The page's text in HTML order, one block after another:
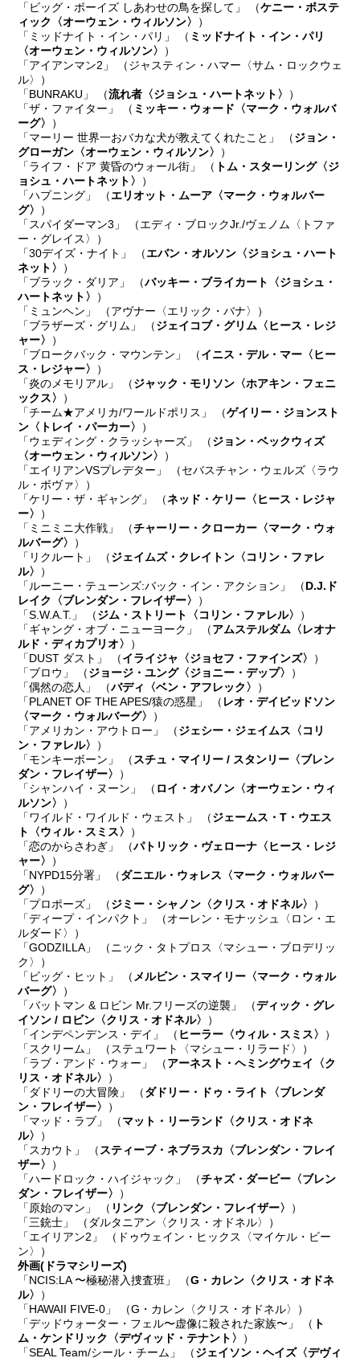
「ビッグ・ボーイズ しあわせの鳥を探して」 （ケニー・ボステ
ィック〈オーウェン・ウィルソン〉
）
「ミッドナイト・イン・パリ」 （ ミッドナイト・イン・パリ
〈オーウェン・ウィルソン〉
）
「アイアンマン2」 （ジャスティン・ハマー〈サム・ロックウェ
ル〉）
「BUNRAKU」 （流れ者〈ジョシュ・ハートネット〉
）
「ザ・ファイター」 （ ミッキー・ウォード〈マーク・ウォルバ
ーグ〉
）
「マーリー 世界一おバカな犬が教えてくれたこと」 （ジョン・
グローガン〈オーウェン・ウィルソン〉
）
「ライフ・ドア 黄昏のウォール街」 （ トム・スターリング〈ジ
ョシュ・ハートネット〉
）
「ハプニング」 （エリオット・ムーア〈マーク・ウォルバー
グ〉
）
「スパイダーマン3」 （エディ・ブロックJr./ヴェノム〈トファ
ー・グレイス〉）
「30デイズ・ナイト」 （エバン・オルソン〈ジョシュ・ハート
ネット〉
）
「ブラック・ダリア」 （バッキー・ブライカート〈ジョシュ・
ハートネット〉
）
「ミュンヘン」 （アヴナー〈エリック・バナ〉）
「ブラザーズ・グリム」 （ジェイコブ・グリム〈ヒース・レジ
ャー〉
）
「ブロークバック・マウンテン」 （イニス・デル・マー〈ヒー
ス・レジャー〉
）
「炎のメモリアル」 （ジャック・モリソン〈ホアキン・フェニ
ックス〉
）
「チーム★アメリカ/ワールドポリス」 （ゲイリー・ジョンスト
ン〈トレイ・パーカー〉
）
「ウェディング・クラッシャーズ」 （ジョン・ベックウィズ
〈オーウェン・ウィルソン〉
）
「エイリアンVSプレデター」 （セバスチャン・ウェルズ〈ラウ
ル・ボヴァ〉）
「ケリー・ザ・ギャング」 （ネッド・ケリー〈ヒース・レジャ
ー〉
）
「ミニミニ大作戦」 （チャーリー・クローカー〈マーク・ウォ
ルバーグ〉
）
「リクルート」 （ジェイムズ・クレイトン〈コリン・ファレ
ル〉
）
「ルーニー・テューンズ:バック・イン・アクション」 （D.J.ド
レイク〈ブレンダン・フレイザー〉
）
「S.W.A.T.」 （ジム・ストリート〈コリン・ファレル〉
）
「ギャング・オブ・ニューヨーク」 （アムステルダム〈レオナ
ルド・ディカプリオ〉
）
「DUST ダスト」 （イライジャ〈ジョセフ・ファインズ〉
）
「ブロウ」 （ジョージ・ユング〈ジョニー・デップ〉
）
「偶然の恋人」 （バディ〈ベン・アフレック〉
）
「PLANET OF THE APES/猿の惑星」 （ レオ・デイビッドソン
〈マーク・ウォルバーグ〉
）
「アメリカン・アウトロー」 （ジェシー・ジェイムス〈コリ
ン・ファレル〉
）
「モンキーボーン」 （ スチュ・マイリー / スタンリー〈ブレン
ダン・フレイザー〉
）
「シャンハイ・ヌーン」 （ ロイ・オバノン〈オーウェン・ウィ
ルソン〉
）
「ワイルド・ワイルド・ウェスト」 （ジェームス・T・ウエス
ト〈ウィル・スミス〉
）
「恋のからさわぎ」 （パトリック・ヴェローナ〈ヒース・レジ
ャー〉
）
「NYPD15分署」 （ダニエル・ウォレス〈マーク・ウォルバー
グ〉
）
「プロポーズ」 （ジミー・シャノン〈クリス・オドネル〉
）
「ディープ・インパクト」 （オーレン・モナッシュ〈ロン・エ
ルダード〉）
「GODZILLA」 （ニック・タトプロス〈マシュー・ブロデリッ
ク〉）
「ビッグ・ヒット」 （ メルビン・スマイリー〈マーク・ウォル
バーグ〉
）
「バットマン & ロビン Mr.フリーズの逆襲」 （ディック・グレ
イソン / ロビン〈クリス・オドネル〉
）
「インデペンデンス・デイ」 （ ヒーラー〈ウィル・スミス〉
）
「スクリーム」 （ステュワート〈マシュー・リラード〉）
「ラブ・アンド・ウォー」 （アーネスト・ヘミングウェイ〈ク
リス・オドネル〉
）
「ダドリーの大冒険」 （ダドリー・ドゥ・ライト〈ブレンダ
ン・フレイザー〉
）
「マッド・ラブ」 （マット・リーランド〈クリス・オドネ
ル〉
）
「スカウト」 （ スティーブ・ネブラスカ〈ブレンダン・フレイ
ザー〉
）
「ハードロック・ハイジャック」 （チャズ・ダービー〈ブレン
ダン・フレイザー〉
）
「原始のマン」 （ リンク〈ブレンダン・フレイザー〉
）
「三銃士」 （ダルタニアン〈クリス・オドネル〉）
「エイリアン2」 （ドゥウェイン・ヒックス〈マイケル・ビー
ン〉）
外画(ドラマシリーズ)
「NCIS:LA 〜極秘潜入捜査班」 （G・カレン〈クリス・オドネ
ル〉
）
「HAWAII FIVE-0」 （G・カレン〈クリス・オドネル〉）
「デッドウォーター・フェル〜虚像に殺された家族〜」 （ ト
ム・ケンドリック〈デヴィッド・テナント〉
）
「SEAL Team/シール・チーム」 （ジェイソン・ヘイズ〈デヴィ